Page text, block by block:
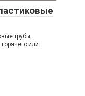
трубы,
или